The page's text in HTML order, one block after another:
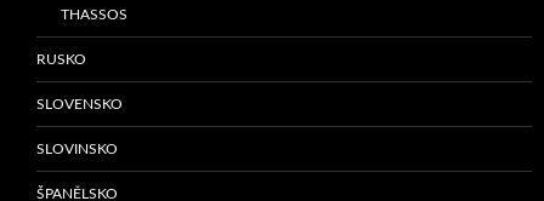
THASSOS
RUSKO
SLOVENSKO
SLOVINSKO
ŠPANĚLSKO